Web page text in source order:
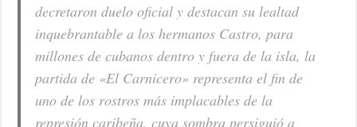
decretaron duelo oficial y destacan su lealtad
inquebrantable a los hermanos Castro, para
millones de cubanos dentro y fuera de la isla, la
partida de «El Carnicero» representa el fin de
uno de los rostros más implacables de la
represión caribeña, cuya sombra persiguió a